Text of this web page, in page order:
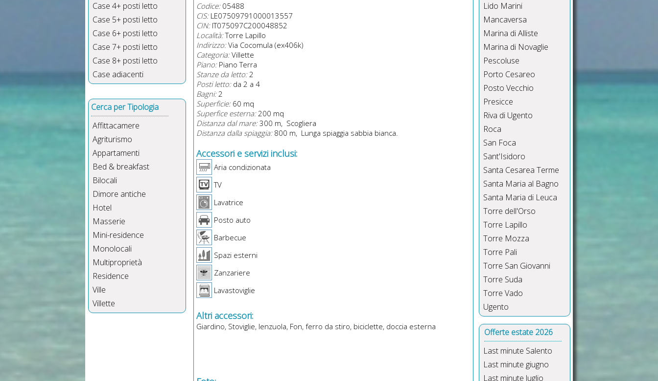
Case 4+ posti letto
Case 5+ posti letto
Case 6+ posti letto
Case 7+ posti letto
Case 8+ posti letto
Case adiacenti
Cerca per Tipologia
Affittacamere
Agriturismo
Appartamenti
Bed & breakfast
Bilocali
Dimore antiche
Hotel
Masserie
Mini-residence
Monolocali
Multiproprietà
Residence
Ville
Villette
Codice:05488
CIS:LE07509791000013557
CIN:IT075097C200048852
Località: Torre Lapillo
Indirizzo:Via Cocomula (ex406k)
Categoria:Villette
Piano:Piano Terra
Stanze da letto:2
Posti letto:da 2 a 4
Bagni:2
Superficie:60 mq
Superfice esterna:200 mq
Distanza dal mare:300 m, Scogliera
Distanza dalla spiaggia:800 m, Lunga spiaggia sabbia bianca.
Accessori e servizi inclusi:
Aria condizionata
TV
Lavatrice
Posto auto
Barbecue
Spazi esterni
Zanzariere
Lavastoviglie
Altri accessori:
Giardino, Stoviglie, lenzuola, Fon, ferro da stiro, biciclette, doccia esterna
Lido Marini
Mancaversa
Marina di Alliste
Marina di Novaglie
Pescoluse
Porto Cesareo
Posto Vecchio
Presicce
Riva di Ugento
Roca
San Foca
Sant'Isidoro
Santa Cesarea Terme
Santa Maria al Bagno
Santa Maria di Leuca
Torre dell'Orso
Torre Lapillo
Torre Mozza
Torre Pali
Torre San Giovanni
Torre Suda
Torre Vado
Ugento
Offerte estate 2026
Last minute Salento
Last minute giugno
Last minute luglio